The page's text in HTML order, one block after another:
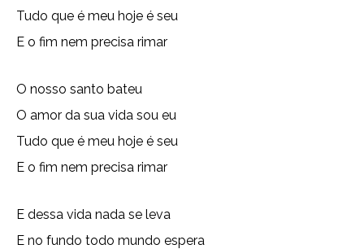
Tudo que é meu hoje é seu
E o fim nem precisa rimar
O nosso santo bateu
O amor da sua vida sou eu
Tudo que é meu hoje é seu
E o fim nem precisa rimar
E dessa vida nada se leva
E no fundo todo mundo espera